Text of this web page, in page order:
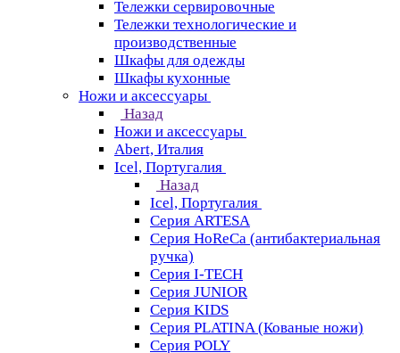
Тележки сервировочные
Тележки технологические и
производственные
Шкафы для одежды
Шкафы кухонные
Ножи и аксессуары
Назад
Ножи и аксессуары
Abert, Италия
Icel, Португалия
Назад
Icel, Португалия
Серия ARTESA
Серия HoReCa (антибактериальная
ручка)
Серия I-TECH
Серия JUNIOR
Серия KIDS
Серия PLATINA (Кованые ножи)
Серия POLY